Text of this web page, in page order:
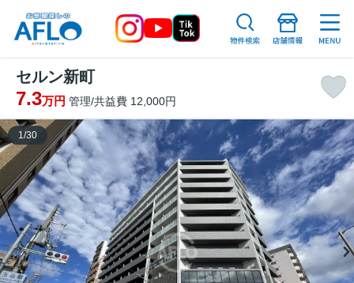
セルン新町
7.3万円 管理/共益費 12,000円
1 /30